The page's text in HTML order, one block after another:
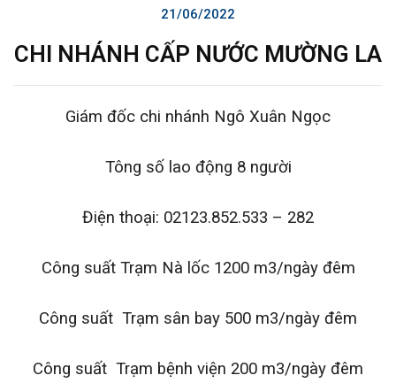
21/06/2022
CHI NHÁNH CẤP NƯỚC MƯỜNG LA
Giám đốc chi nhánh Ngô Xuân Ngọc
Tông số lao động 8 người
Điện thoại: 02123.852.533 – 282
Công suất Trạm Nà lốc 1200 m3/ngày đêm
Công suất Trạm sân bay 500 m3/ngày đêm
Công suất Trạm bệnh viện 200 m3/ngày đêm